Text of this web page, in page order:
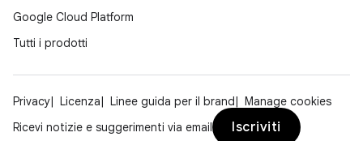
Google Cloud Platform
Tutti i prodotti
Privacy Licenza Linee guida per il brand
Manage cookies
Ricevi notizie e suggerimenti via email
Iscriviti